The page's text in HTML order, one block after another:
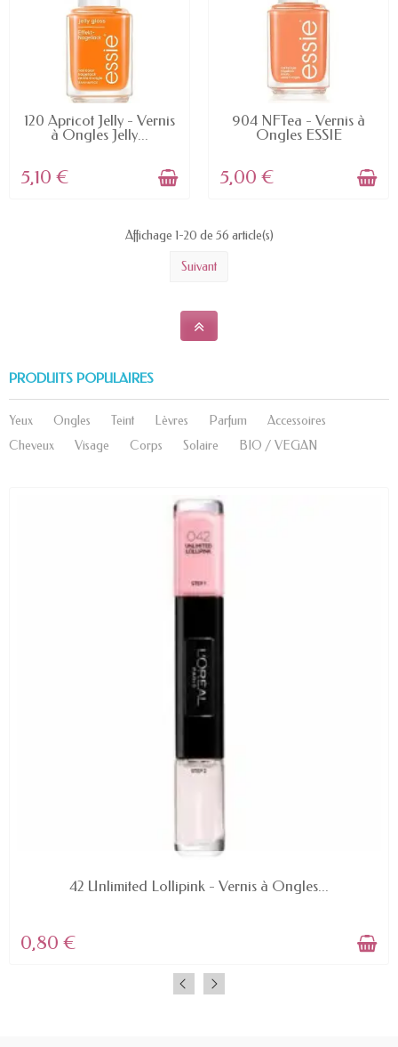
EN STOCK
120 Apricot Jelly - Vernis
à Ongles Jelly...
5,10 €
EN STOCK
904 NFTea - Vernis à
Ongles ESSIE
5,00 €
Affichage 1-20 de 56 article(s)
Suivant
PRODUITS POPULAIRES
Yeux Ongles Teint Lèvres Parfum
Accessoires
Cheveux
Visage Corps Solaire BIO / VEGAN
42 Unlimited Lollipink - Vernis à Ongles...
0,80 €